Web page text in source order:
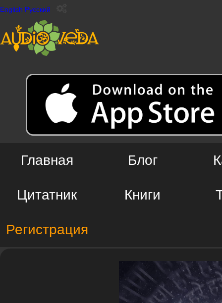
English Русский
Главная Блог
Цитатник Книги
Регистрация